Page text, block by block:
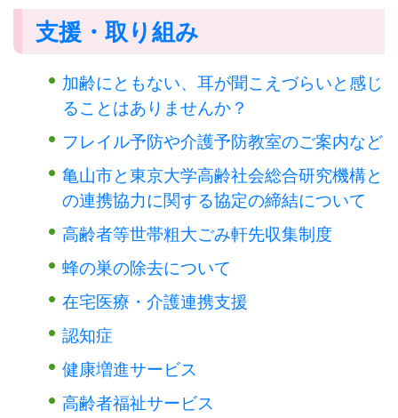
支援・取り組み
加齢にともない、耳が聞こえづらいと感じ
ることはありませんか？
フレイル予防や介護予防教室のご案内など
亀山市と東京大学高齢社会総合研究機構と
の連携協力に関する協定の締結について
高齢者等世帯粗大ごみ軒先収集制度
蜂の巣の除去について
在宅医療・介護連携支援
認知症
健康増進サービス
高齢者福祉サービス